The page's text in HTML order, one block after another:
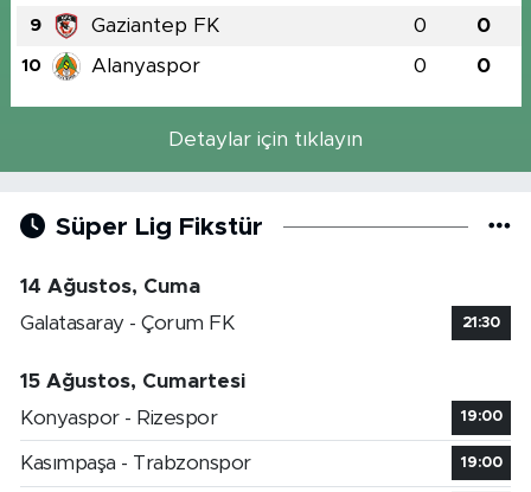
9 Gaziantep FK 0 0
10 Alanyaspor 0 0
Detaylar için tıklayın
Süper Lig Fikstür
14 Ağustos, Cuma
Galatasaray - Çorum FK
21:30
15 Ağustos, Cumartesi
Konyaspor - Rizespor
19:00
Kasımpaşa - Trabzonspor 19:00